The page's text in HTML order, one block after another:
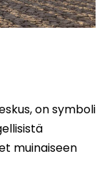
on symboli
muinaiseen